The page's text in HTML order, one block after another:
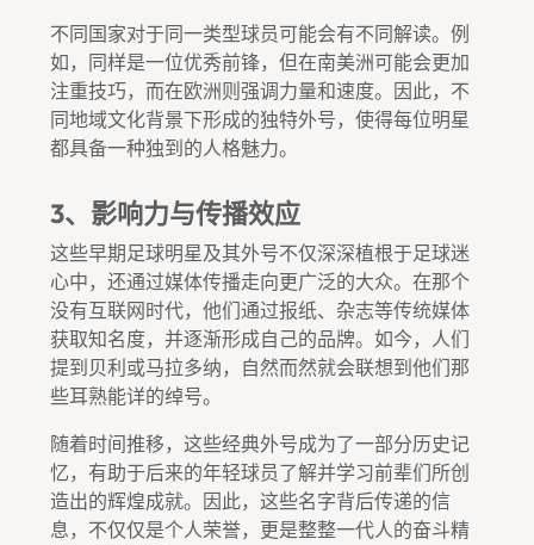
不同国家对于同一类型球员可能会有不同解读。例
如，同样是一位优秀前锋，但在南美洲可能会更加
注重技巧，而在欧洲则强调力量和速度。因此，不
同地域文化背景下形成的独特外号，使得每位明星
都具备一种独到的人格魅力。
3、影响力与传播效应
这些早期足球明星及其外号不仅深深植根于足球迷
心中，还通过媒体传播走向更广泛的大众。在那个
没有互联网时代，他们通过报纸、杂志等传统媒体
获取知名度，并逐渐形成自己的品牌。如今，人们
提到贝利或马拉多纳，自然而然就会联想到他们那
些耳熟能详的绰号。
随着时间推移，这些经典外号成为了一部分历史记
忆，有助于后来的年轻球员了解并学习前辈们所创
造出的辉煌成就。因此，这些名字背后传递的信
息，不仅仅是个人荣誉，更是整整一代人的奋斗精